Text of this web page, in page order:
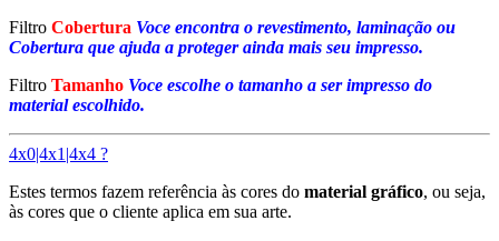
Filtro Cobertura Voce encontra o revestimento, laminação ou
Cobertura que ajuda a proteger ainda mais seu impresso.
Filtro Tamanho Voce escolhe o tamanho a ser impresso do
material escolhido.
4x0|4x1|4x4 ?
Estes termos fazem referência às cores do material gráfico, ou seja,
às cores que o cliente aplica em sua arte.